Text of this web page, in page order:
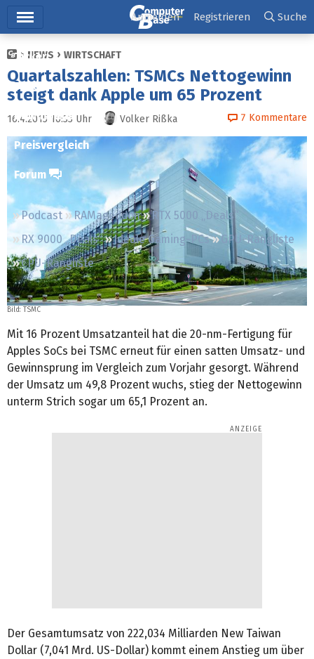
Ticker
Tests
Downloads
Preisvergleich
Forum
Podcast RAMageddon
RTX 5000 „Deals“
RX 9000 „Deals“
Ideale Gaming-PCs
GPU-Rangliste
CPU-Rangliste
Anmelden Registrieren Suche
NEWS WIRTSCHAFT
Quartalszahlen: TSMCs Nettogewinn
steigt dank Apple um 65 Prozent
16.4.2015 10:33 Uhr Volker Rißka 7 Kommentare
Bild: TSMC
Mit 16 Prozent Umsatzanteil hat die 20-nm-Fertigung für
Apples SoCs bei TSMC erneut für einen satten Umsatz- und
Gewinnsprung im Vergleich zum Vorjahr gesorgt. Während
der Umsatz um 49,8 Prozent wuchs, stieg der Nettogewinn
unterm Strich sogar um 65,1 Prozent an.
Der Gesamtumsatz von 222,034 Milliarden New Taiwan
Dollar (7,041 Mrd. US-Dollar) kommt einem Anstieg um über